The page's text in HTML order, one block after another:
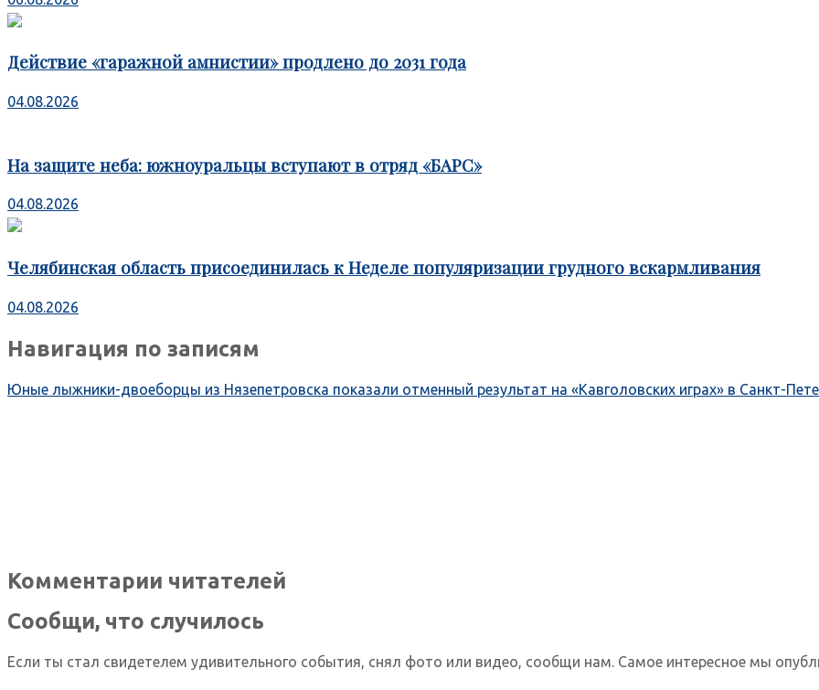
Действие «гаражной амнистии» продлено до 2031 года
04.08.2026
На защите неба: южноуральцы вступают в отряд «БАРС»
04.08.2026
Челябинская область присоединилась к Неделе популяризации грудного вскармливания
04.08.2026
Навигация по записям
Юные лыжники-двоеборцы из Нязепетровска показали отменный результат на «Кавголовских играх» в Санкт-
Комментарии читателей
Сообщи, что случилось
Если ты стал свидетелем удивительного события, снял фото или видео, сообщи нам. Самое интересное мы